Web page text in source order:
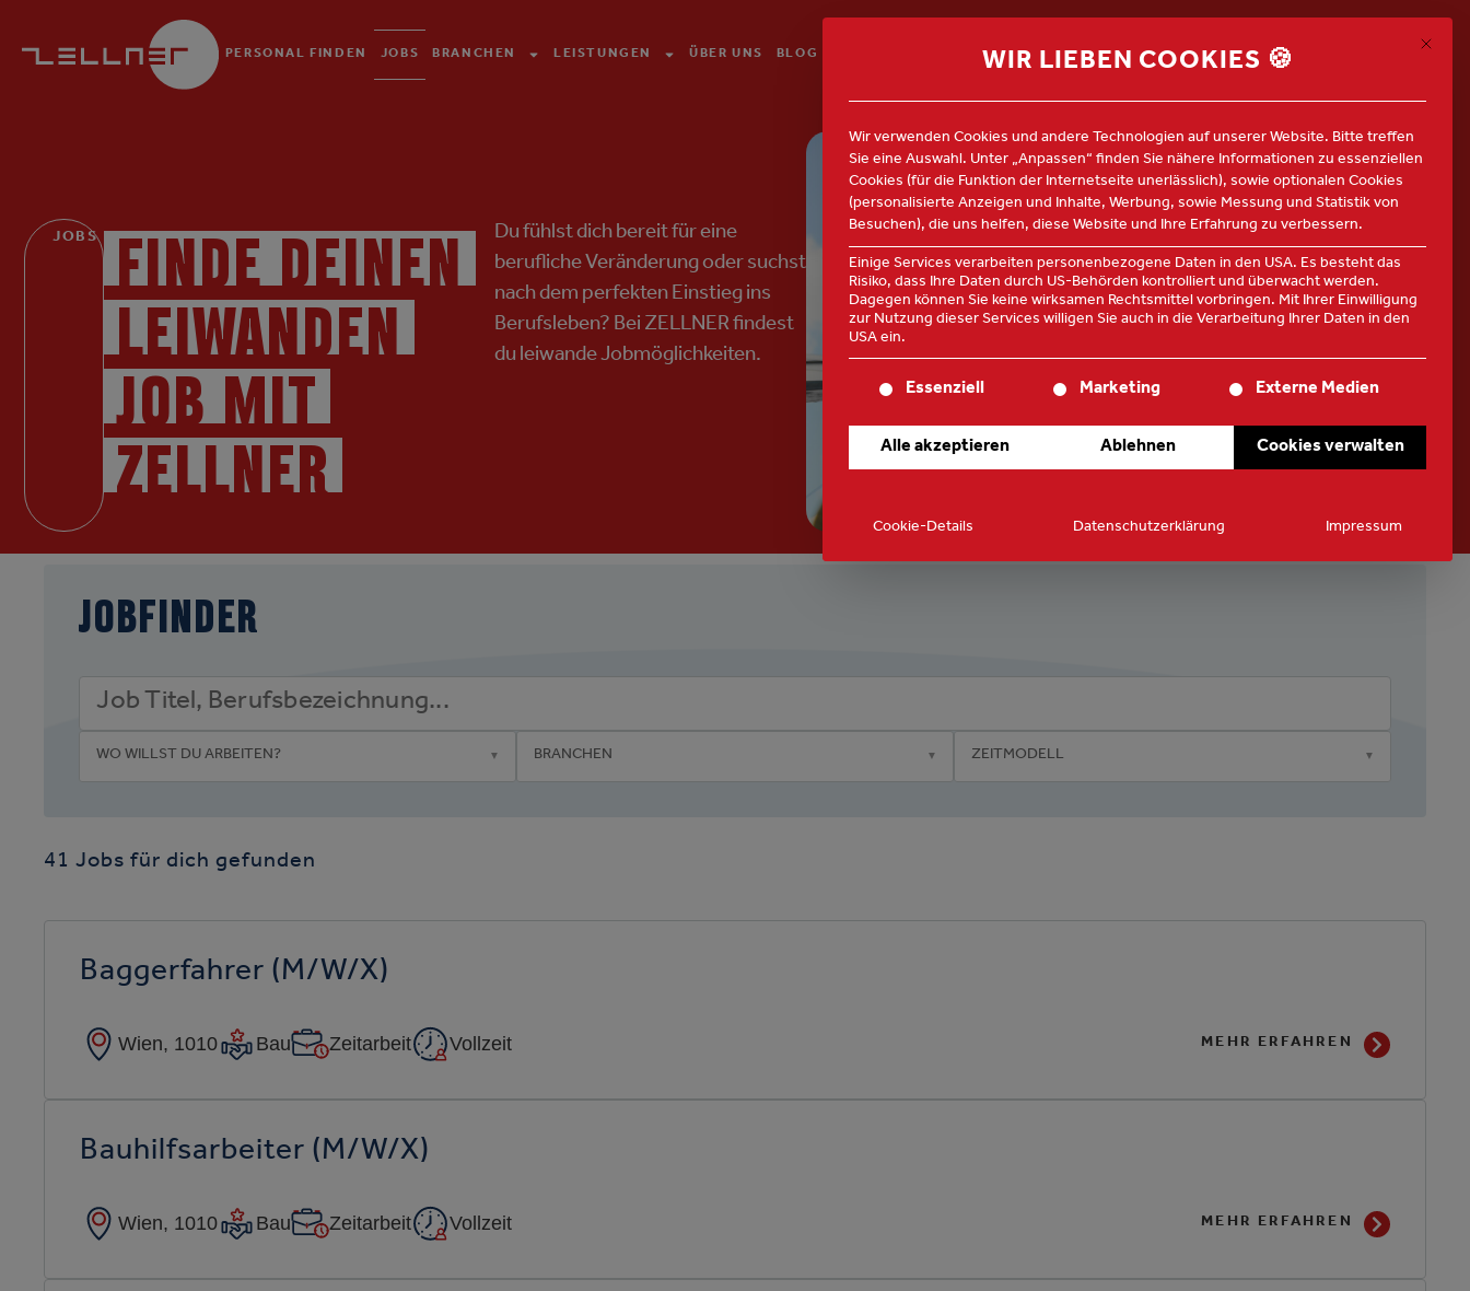
PERSONAL FINDEN JOBS BRANCHEN LEISTUNGEN ÜBER UNS BLOG
JOBS
FINDE DEINEN
LEIWANDEN
JOB MIT
ZELLNER
Du fühlst dich bereit für eine
berufliche Veränderung oder suchst
nach dem perfekten Einstieg ins
Berufsleben? Bei ZELLNER findest
du leiwande Jobmöglichkeiten.
JOBFINDER
41 Jobs für dich gefunden
Baggerfahrer (m/w/x)
Wien, 1010 Bau Zeitarbeit Vollzeit MEHR ERFAHREN
Bauhilfsarbeiter (m/w/x)
Wien, 1010 Bau Zeitarbeit Vollzeit MEHR ERFAHREN
Mit
WIR LIEBEN COOKIES 🍪
Wir verwenden Cookies und andere Technologien auf unserer Website. Bitte treffen
Sie eine Auswahl. Unter „Anpassen“ finden Sie nähere Informationen zu essenziellen
Cookies (für die Funktion der Internetseite unerlässlich), sowie optionalen Cookies
(personalisierte Anzeigen und Inhalte, Werbung, sowie Messung und Statistik von
Besuchen), die uns helfen, diese Website und Ihre Erfahrung zu verbessern.
Einige Services verarbeiten personenbezogene Daten in den USA. Es besteht das
Risiko, dass Ihre Daten durch US-Behörden kontrolliert und überwacht werden.
Dagegen können Sie keine wirksamen Rechtsmittel vorbringen. Mit Ihrer Einwilligung
zur Nutzung dieser Services willigen Sie auch in die Verarbeitung Ihrer Daten in den
USA ein.
Es folgt eine Liste der Service-Gruppen, für die eine Einwilligung erteilt
Essenziell Marketing Externe Medien
Alle akzeptieren Ablehnen Cookies verwalten
Cookie-Details Datenschutzerklärung Impressum